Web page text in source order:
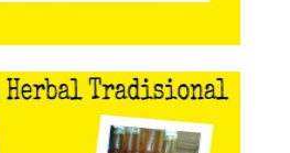
Herbal Tradisional